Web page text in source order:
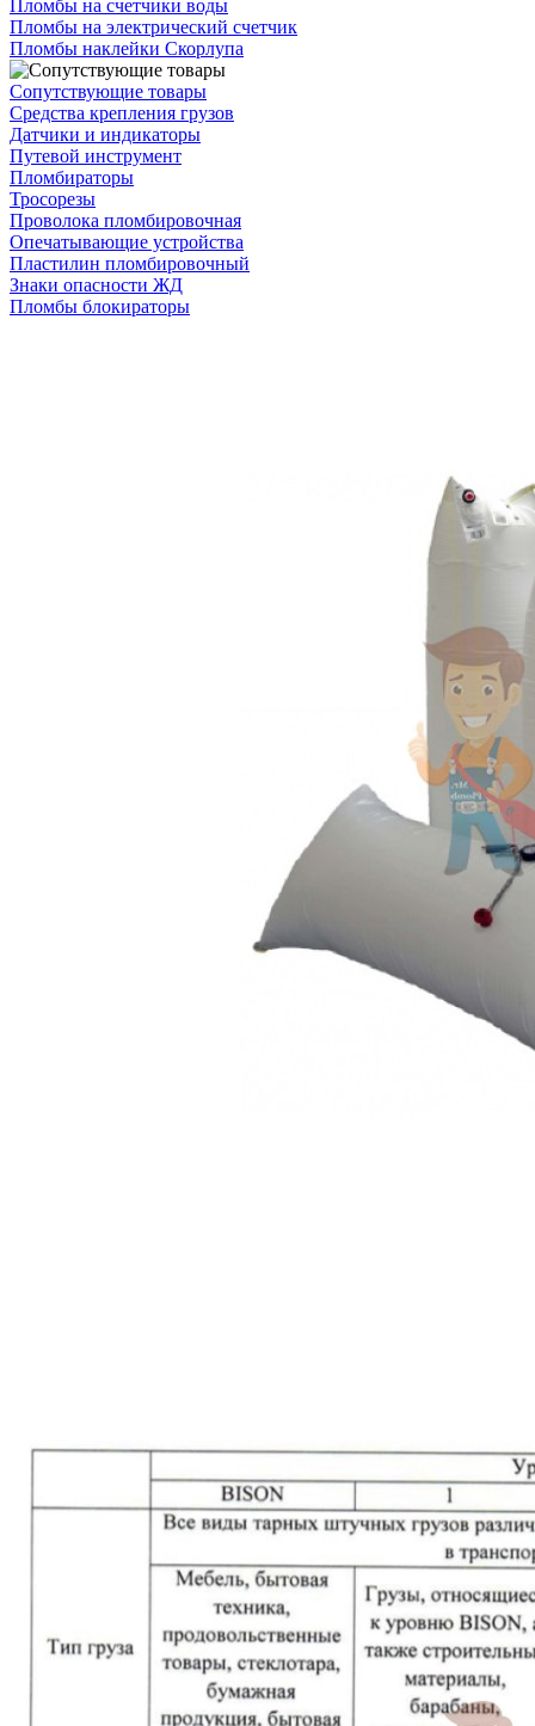
Пломбы на счетчики воды
Пломбы на электрический счетчик
Пломбы наклейки Скорлупа
Сопутствующие товары
Средства крепления грузов
Датчики и индикаторы
Путевой инструмент
Пломбираторы
Тросорезы
Проволока пломбировочная
Опечатывающие устройства
Пластилин пломбировочный
Знаки опасности ЖД
Пломбы блокираторы